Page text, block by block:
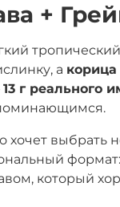
+
а корица
13 г реального
хочет выбрать
который